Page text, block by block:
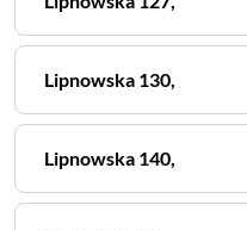
Lipnowska 130,
Lipnowska 140,